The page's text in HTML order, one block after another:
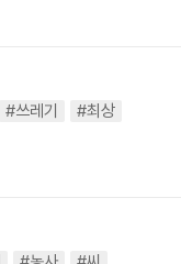
#쓰레기
#최상